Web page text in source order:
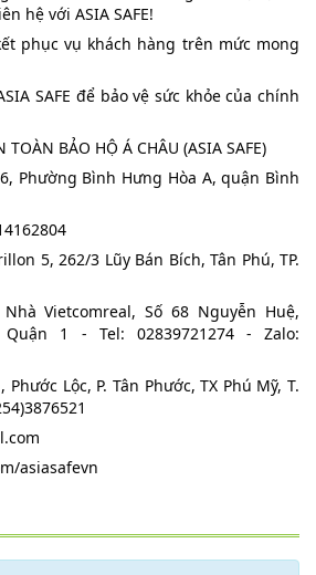
hệ với ASIA SAFE!
phục vụ khách hàng trên mức mong
SAFE để bảo vệ sức khỏe của chính
TOÀN BẢO HỘ Á CHÂU (ASIA SAFE)
Phường Bình Hưng Hòa A, quận Bình
5, 262/3 Lũy Bán Bích, Tân Phú, TP.
Vietcomreal, Số 68 Nguyễn Huệ,
1 - Tel: 02839721274 - Zalo:
Phước Lộc, P. Tân Phước, TX Phú Mỹ, T.
asiasafevn